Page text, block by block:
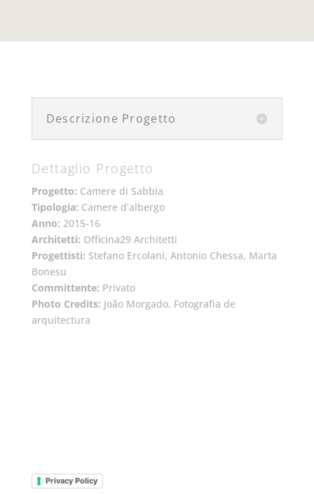
Descrizione Progetto
Dettaglio Progetto
Progetto: Camere di Sabbia
Tipologia: Camere d’albergo
Anno: 2015-16
Architetti: Officina29 Architetti
Progettisti: Stefano Ercolani, Antonio Chessa, Marta
Bonesu
Committente: Privato
Photo Credits: João Morgado, Fotografia de
arquitectura
Privacy Policy